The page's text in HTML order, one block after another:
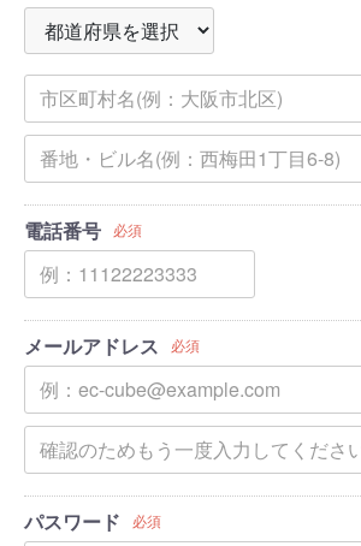
電話番号 必須
メールアドレス 必須
パスワード 必須